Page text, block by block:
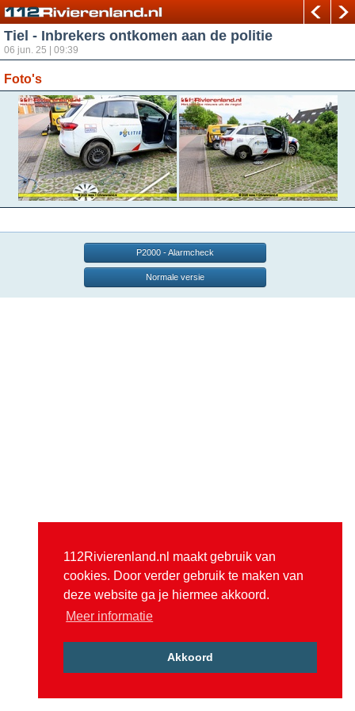
112Rivierenland.nl maakt gebruik van
cookies. Door verder gebruik te maken van
deze website ga je hiermee akkoord.
Meer informatie
Akkoord
Tiel - Inbrekers ontkomen aan de politie
06 jun. 25 | 09:39
Foto's
P2000 - Alarmcheck
Normale versie